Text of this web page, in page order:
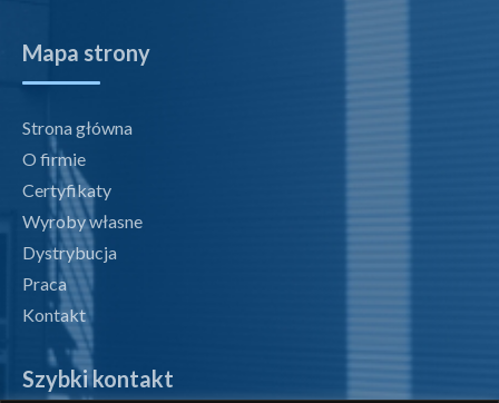
Mapa strony
Strona główna
O firmie
Certyfikaty
Wyroby własne
Dystrybucja
Praca
Kontakt
Szybki kontakt